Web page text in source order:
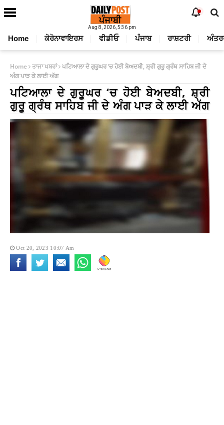
Aug 8, 2026, 5:36 pm
Home ਕੋਰੋਨਾਵਾਇਰਸ ਵੀਡੀਓ ਪੰਜਾਬ ਰਾਸ਼ਟਰੀ
Home ਤਾਜਾ ਖਬਰਾਂ ਪਟਿਆਲਾ ਦੇ ਗੁਰੂਘਰ ‘ਚ ਹੋਈ ਬੇਅਦਬੀ, ਸ਼੍ਰੀ ਗੁਰੂ ਗ੍ਰੰਥ ਸਾਹਿਬ ਜੀ ਦੇ
ਅੰਗ ਪਾੜ ਕੇ ਲਾਈ ਅੱਗ
ਪਟਿਆਲਾ ਦੇ ਗੁਰੂਘਰ ‘ਚ ਹੋਈ ਬੇਅਦਬੀ, ਸ਼੍ਰੀ
ਗੁਰੂ ਗ੍ਰੰਥ ਸਾਹਿਬ ਜੀ ਦੇ ਅੰਗ ਪਾੜ ਕੇ ਲਾਈ ਅੱਗ
Oct 20, 2023 10:07 Am